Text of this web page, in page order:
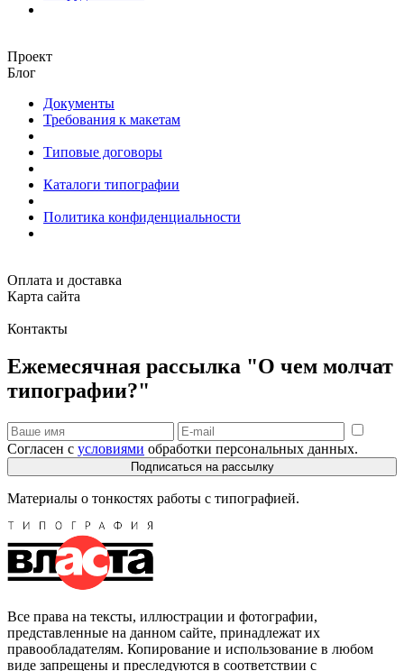
Проект
Блог
Документы
Требования к макетам
Типовые договоры
Каталоги типографии
Политика конфиденциальности
Оплата и доставка
Карта сайта
Контакты
Ежемесячная рассылка "О чем молчат
типографии?"
Согласен с условиями обработки персональных данных.
Подписаться на рассылку
Материалы о тонкостях работы с типографией.
Все права на тексты, иллюстрации и фотографии,
представленные на данном сайте, принадлежат их
правообладателям. Копирование и использование в любом
виде запрещены и преследуются в соответствии с